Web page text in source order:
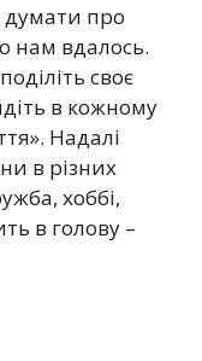
думати про
нам вдалось.
своє
в кожному
Надалі
в різних
хоббі,
в голову –